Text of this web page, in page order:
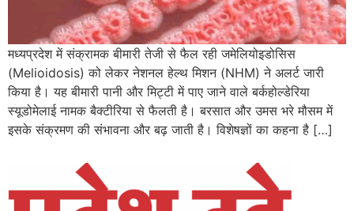
मध्यप्रदेश में संक्रामक बीमारी तेजी से फैल रही जमेलियोइडोसिस
(Melioidosis) को लेकर नेशनल हेल्थ मिशन (NHM) ने अलर्ट जारी
किया है। यह बीमारी पानी और मिट्टी में पाए जाने वाले बर्कहोल्डेरिया
स्यूडोमेलाई नामक बैक्टीरिया से फैलती है। बरसात और उमस भरे मौसम में
इसके संक्रमण की संभावना और बढ़ जाती है। विशेषज्ञों का कहना है […]